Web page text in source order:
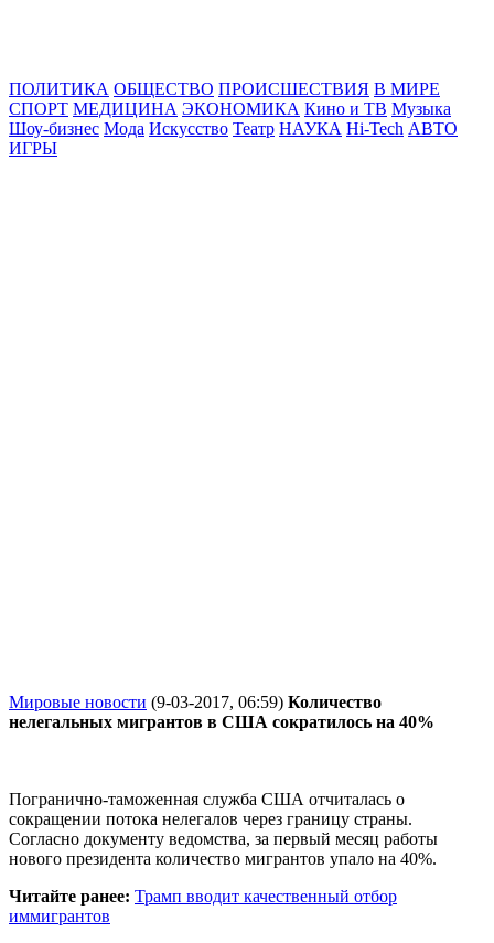
ПОЛИТИКА ОБЩЕСТВО ПРОИСШЕСТВИЯ В МИРЕ
СПОРТ МЕДИЦИНА ЭКОНОМИКА Кино и ТВ Музыка
Шоу-бизнес Мода Искусство Театр НАУКА Hi-Tech АВТО
ИГРЫ
Мировые новости (9-03-2017, 06:59) Количество
нелегальных мигрантов в США сократилось на 40%
Погранично-таможенная служба США отчиталась о
сокращении потока нелегалов через границу страны.
Согласно документу ведомства, за первый месяц работы
нового президента количество мигрантов упало на 40%.
Читайте ранее: Трамп вводит качественный отбор
иммигрантов